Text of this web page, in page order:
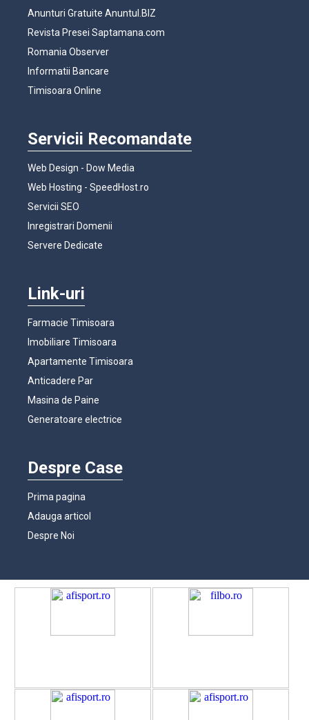
Anunturi Gratuite Anuntul.BIZ
Revista Presei Saptamana.com
Romania Observer
Informatii Bancare
Timisoara Online
Servicii Recomandate
Web Design - Dow Media
Web Hosting - SpeedHost.ro
Servicii SEO
Inregistrari Domenii
Servere Dedicate
Link-uri
Farmacie Timisoara
Imobiliare Timisoara
Apartamente Timisoara
Anticadere Par
Masina de Paine
Generatoare electrice
Despre Case
Prima pagina
Adauga articol
Despre Noi